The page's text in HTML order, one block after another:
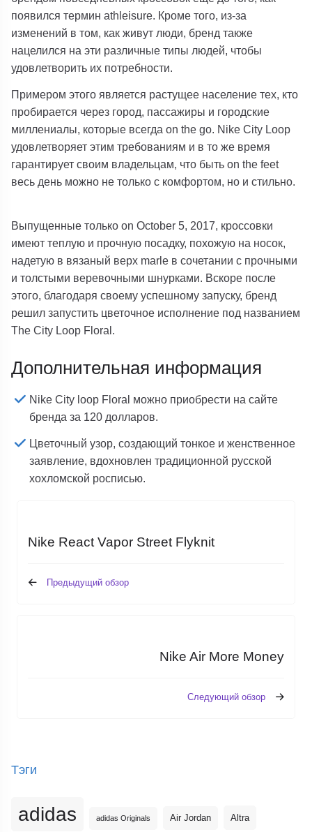
появился термин athleisure. Кроме того, из-за
изменений в том, как живут люди, бренд также
нацелился на эти различные типы людей, чтобы
удовлетворить их потребности.
Примером этого является растущее население тех, кто
пробирается через город, пассажиры и городские
миллениалы, которые всегда on the go. Nike City Loop
удовлетворяет этим требованиям и в то же время
гарантирует своим владельцам, что быть on the feet
весь день можно не только с комфортом, но и стильно.
Выпущенные только on October 5, 2017, кроссовки
имеют теплую и прочную посадку, похожую на носок,
надетую в вязаный верх marle в сочетании с прочными
и толстыми веревочными шнурками. Вскоре после
этого, благодаря своему успешному запуску, бренд
решил запустить цветочное исполнение под названием
The City Loop Floral.
Дополнительная информация
Nike City loop Floral можно приобрести на сайте
бренда за 120 долларов.
Цветочный узор, создающий тонкое и женственное
заявление, вдохновлен традиционной русской
хохломской росписью.
Nike React Vapor Street Flyknit
Предыдущий обзор
Nike Air More Money
Следующий обзор
Тэги
adidas adidas Originals Air Jordan Altra